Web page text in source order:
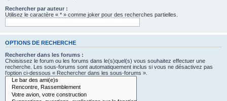
Rechercher par auteur :
Utilisez le caractère « * » comme joker pour des recherches partielles.
OPTIONS DE RECHERCHE
Rechercher dans les forums :
Choisissez le forum ou les forums dans le(s)quel(s) vous souhaitez effectuer une
recherche. Les sous-forums sont automatiquement inclus si vous ne désactivez pas
l’option ci-dessous « Rechercher dans les sous-forums ».